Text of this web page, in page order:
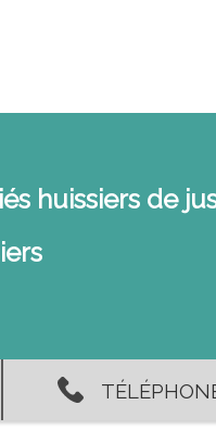
huissiers de